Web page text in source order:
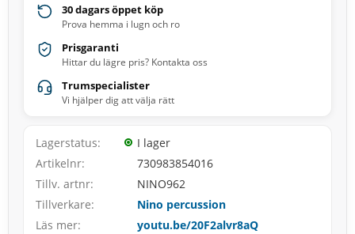
30 dagars öppet köp
Prova hemma i lugn och ro
Prisgaranti
Hittar du lägre pris? Kontakta oss
Trumspecialister
Vi hjälper dig att välja rätt
Lagerstatus
I lager
Artikelnr
730983854016
Tillv. artnr
NINO962
Tillverkare
Nino percussion
Läs mer
youtu.be/20F2alvr8aQ